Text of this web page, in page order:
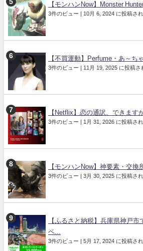
【モンハンNow】Monster Hunter
3件のビュー | 10月 6, 2024 に投稿さ
【不買運動】Perfume・あ～ち
3件のビュー | 11月 19, 2025 に投稿さ
【Netflix】恋の通訳、できます
3件のビュー | 1月 31, 2026 に投稿さ
【モンハンNow】神要素・交換
3件のビュー | 3月 30, 2025 に投稿さ
【ふるさと納税】兵庫県神戸市
ベ...
3件のビュー | 5月 17, 2024 に投稿さ